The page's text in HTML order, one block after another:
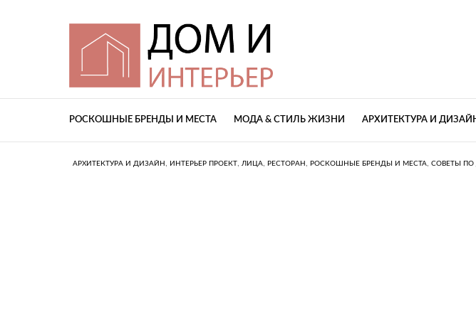
РОСКОШНЫЕ БРЕНДЫ И МЕСТА МОДА & СТИЛЬ ЖИЗНИ АРХИТЕКТУРА И
АРХИТЕКТУРА И ДИЗАЙН , ИНТЕРЬЕР ПРОЕКТ, ЛИЦА, РЕСТОРАН , РОСКОШНЫЕ БРЕНДЫ И МЕСТА, СОВЕТЫ ПО